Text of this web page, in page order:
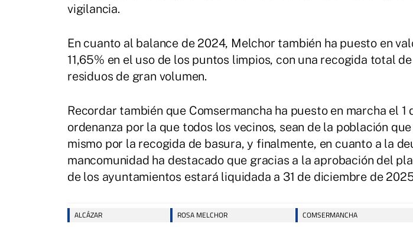
vigilancia.
En cuanto al balance de 2024, Melchor también ha puesto en
11,65% en el uso de los puntos limpios, con una recogida total
residuos de gran volumen.
Recordar también que Comsermancha ha puesto en marcha el 1
ordenanza por la que todos los vecinos, sean de la población
mismo por la recogida de basura, y finalmente, en cuanto a la
mancomunidad ha destacado que gracias a la aprobación del
de los ayuntamientos estará liquidada a 31 de diciembre de
ALCÁZAR ROSA MELCHOR COMSERMANCHA